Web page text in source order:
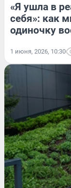
«Я ушла в
себя»: как
одиночку
1 июня, 2026, 10:30